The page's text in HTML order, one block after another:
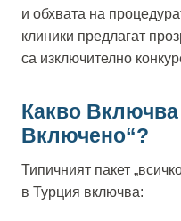
и обхвата на
клиники предлагат
са изключително
Какво
Включено“?
Типичният пакет
в Турция включва: